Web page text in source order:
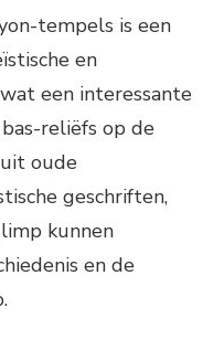
tempels is een
en
een interessante
reliëfs op de
oude
geschriften,
kunnen
en de